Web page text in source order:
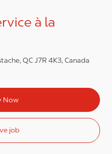
à la
QC J7R 4K3, Canada
Now
job